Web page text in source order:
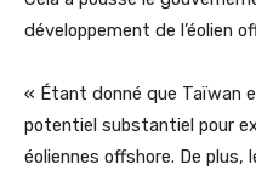
développement de l’éolien
« Étant donné que Taïwan
potentiel substantiel pour
éoliennes offshore. De